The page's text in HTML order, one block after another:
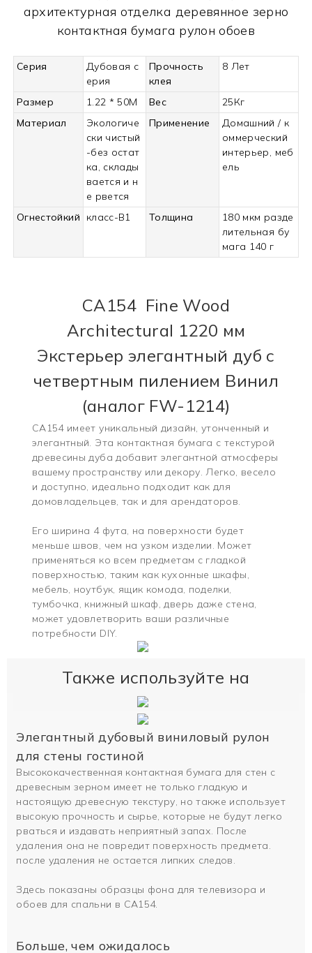
архитектурная отделка деревянное зерно
контактная бумага рулон обоев
Серия
Дубовая с
ерия
Прочность
клея
8 Лет
Размер 1.22 * 50M Вес
25Кг
Материал
Экологиче
ски чистый
-без остат
ка, склады
вается и н
е рвется
Применение
Домашний / к
оммерческий
интерьер, меб
ель
Огнестойкий класс-В1 Толщина
180 мкм разде
лительная бу
мага 140 г
CA154 Fine Wood
Architectural 1220 мм
Экстерьер элегантный дуб с
четвертным пилением Винил
(аналог FW-1214)
CA154 имеет уникальный дизайн, утонченный и
элегантный. Эта контактная бумага с текстурой
древесины дуба добавит элегантной атмосферы
вашему пространству или декору. Легко, весело
и доступно, идеально подходит как для
домовладельцев, так и для арендаторов.
Его ширина 4 фута, на поверхности будет
меньше швов, чем на узком изделии. Может
применяться ко всем предметам с гладкой
поверхностью, таким как кухонные шкафы,
мебель, ноутбук, ящик комода, поделки,
тумбочка, книжный шкаф, дверь даже стена,
может удовлетворить ваши различные
потребности DIY.
Также используйте на
Элегантный дубовый виниловый рулон
для стены гостиной
Высококачественная контактная бумага для стен с
древесным зерном имеет не только гладкую и
настоящую древесную текстуру, но также использует
высокую прочность и сырье, которые не будут легко
рваться и издавать неприятный запах. После
удаления она не повредит поверхность предмета.
после удаления не остается липких следов.
Здесь показаны образцы фона для телевизора и
обоев для спальни в CA154.
Больше, чем ожидалось